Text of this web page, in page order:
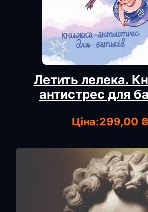
Летить лелека.
антистрес для
Ціна:299,00 ₴